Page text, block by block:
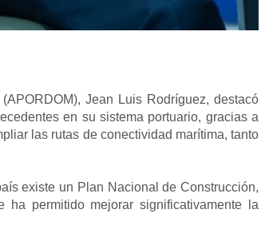
Jean Luis Rodríguez, destacó
en su sistema portuario, gracias a
las rutas de conectividad marítima, tanto
existe un Plan Nacional de Construcción,
ha permitido mejorar significativamente la